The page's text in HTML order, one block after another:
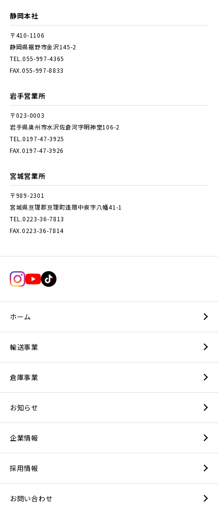
静岡本社
〒410-1106
静岡県裾野市金沢145-2
TEL.055-997-4365
FAX.055-997-8833
岩手営業所
〒023-0003
岩手県奥州市水沢佐倉河字明神堂106-2
TEL.0197-47-3925
FAX.0197-47-3926
宮城営業所
〒989-2301
宮城県亘理郡亘理町逢隈中泉字八幡41-1
TEL.0223-36-7813
FAX.0223-36-7814
ホーム
輸送事業
倉庫事業
お知らせ
企業情報
採用情報
お問い合わせ